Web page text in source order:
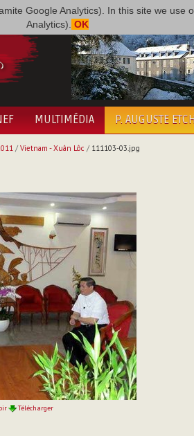
Google Analytics). In this site we
Analytics). OK
MULTIMÉDIA P. AUGUSTE
/ Vietnam - Xuân Lôc / 111103-03.jpg
Télécharger